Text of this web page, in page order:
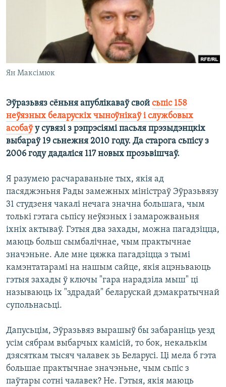
Ян Максімюк
Эўразьвяз сёньня апублікаваў свой сьпіс 158
неўязных беларускіх чыноўнікаў і службовых
асобаўу сувязі з рэпрэсіямі пасьля прэзыдэнцкіх
выбараў 19 сьнежня 2010 году. Да старога сьпісу з
2006 году дадаліся 117 новых прозьвішчаў.
Я разумею расчараваньне тых, якія ад
пасяджэньня Рады замежных міністраў Эўразьвязу
31 студзеня чакалі нечага значна большага, чым
толькі гэтага сьпісу неўязных і замарожваньня
іхніх актываў. Гэтыя два захады, можна пагадзіцца,
маюць больш сымбалічнае, чым практычнае
значэньне. Але мне цяжка пагадзіцца з тымі
камэнтатарамі на нашым сайце, якія ацэньваюць
гэтыя захады ў ключы "гара нарадзіла мыш" ці
называюць іх "здрадай" беларускай дэмакратычнай
супольнасьці.
Дапусьцім, Эўразьвяз вырашыў бы забараніць уезд
усім сябрам выбарчых камісій, то бок, некалькім
дзясяткам тысяч чалавек зь Беларусі. Ці мела б гэта
большае практычнае значэньне, чым сьпіс з
паўтары сотні чалавек? Не. Гэтыя, якія маюць